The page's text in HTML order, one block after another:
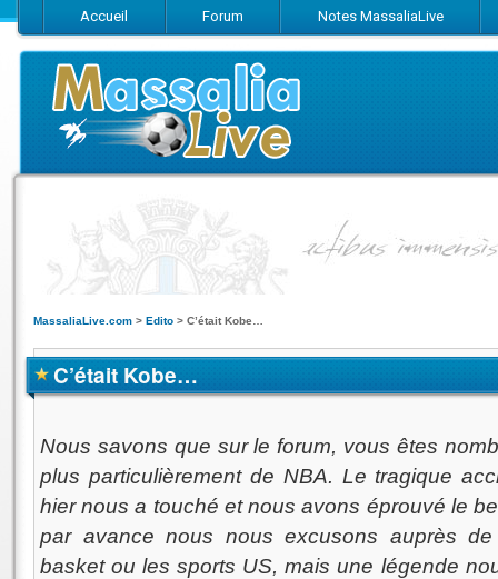
Accueil Forum Notes MassaliaLive
Suivez-nous sur Facebook
Suivez-nous sur Twitter
Abonnez-
MassaliaLive.com > Edito > C’était Kobe…
C’était Kobe…
Nous savons que sur le forum, vous êtes
plus particulièrement de NBA. Le tragique
hier nous a touché et nous avons éprouvé le
par avance nous nous excusons auprès
basket ou les sports US, mais une légende